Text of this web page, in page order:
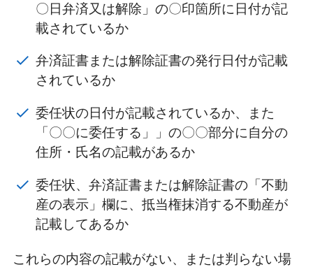
〇日弁済又は解除」の〇印箇所に日付が記
載されているか
弁済証書または解除証書の発行日付が記載
されているか
委任状の日付が記載されているか、また
「〇〇に委任する」」の〇〇部分に自分の
住所・氏名の記載があるか
委任状、弁済証書または解除証書の「不動
産の表示」欄に、抵当権抹消する不動産が
記載してあるか
これらの内容の記載がない、または判らない場